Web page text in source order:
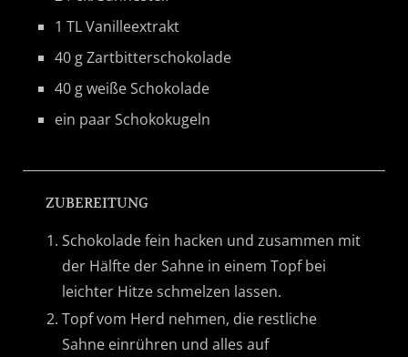
1 TL Vanilleextrakt
40 g Zartbitterschokolade
40 g weiße Schokolade
ein paar Schokokugeln
ZUBEREITUNG
Schokolade fein hacken und zusammen mit
der Hälfte der Sahne in einem Topf bei
leichter Hitze schmelzen lassen.
Topf vom Herd nehmen, die restliche
Sahne einrühren und alles auf